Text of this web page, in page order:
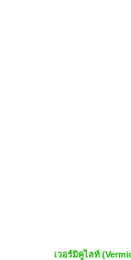
เวอร์มิคูไลท์